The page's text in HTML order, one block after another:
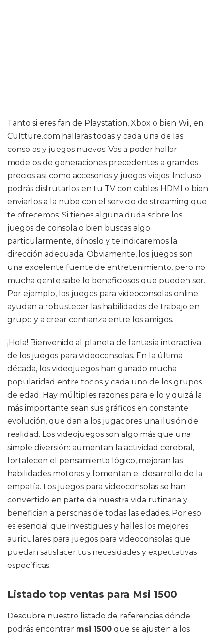
Tanto si eres fan de Playstation, Xbox o bien Wii, en
Cultture.com hallarás todas y cada una de las
consolas y juegos nuevos. Vas a poder hallar
modelos de generaciones precedentes a grandes
precios así como accesorios y juegos viejos. Incluso
podrás disfrutarlos en tu TV con cables HDMI o bien
enviarlos a la nube con el servicio de streaming que
te ofrecemos. Si tienes alguna duda sobre los
juegos de consola o bien buscas algo
particularmente, dínoslo y te indicaremos la
dirección adecuada. Obviamente, los juegos son
una excelente fuente de entretenimiento, pero no
mucha gente sabe lo beneficiosos que pueden ser.
Por ejemplo, los juegos para videoconsolas online
ayudan a robustecer las habilidades de trabajo en
grupo y a crear confianza entre los amigos.
¡Hola! Bienvenido al planeta de fantasía interactiva
de los juegos para videoconsolas. En la última
década, los videojuegos han ganado mucha
popularidad entre todos y cada uno de los grupos
de edad. Hay múltiples razones para ello y quizá la
más importante sean sus gráficos en constante
evolución, que dan a los jugadores una ilusión de
realidad. Los videojuegos son algo más que una
simple diversión: aumentan la actividad cerebral,
fortalecen el pensamiento lógico, mejoran las
habilidades motoras y fomentan el desarrollo de la
empatía. Los juegos para videoconsolas se han
convertido en parte de nuestra vida rutinaria y
benefician a personas de todas las edades. Por eso
es esencial que investigues y halles los mejores
auriculares para juegos para videoconsolas que
puedan satisfacer tus necesidades y expectativas
específicas.
Listado top ventas para Msi 1500
Descubre nuestro listado de referencias dónde
podrás encontrar msi 1500 que se ajusten a los